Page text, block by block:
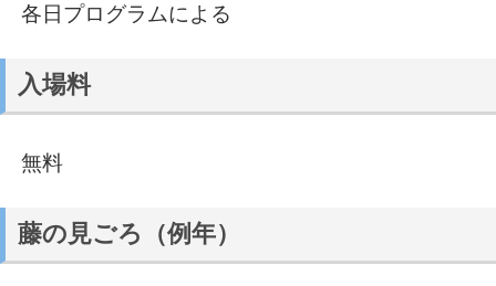
各日プログラムによる
入場料
無料
藤の見ごろ（例年）